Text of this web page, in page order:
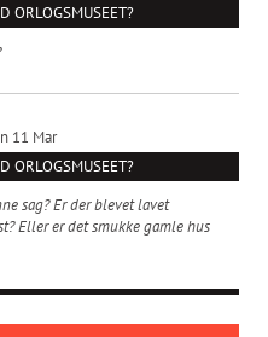
ORLOGSMUSEET?
11 Mar
ORLOGSMUSEET?
sag? Er der blevet lavet
Eller er det smukke gamle hus